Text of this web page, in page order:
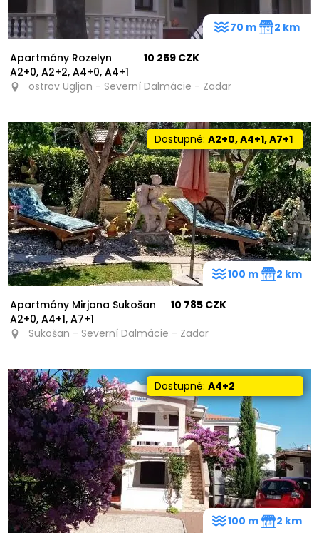
Apartmány Rozelyn
A2+0, A2+2, A4+0, A4+1
10 259 CZK
ostrov Ugljan - Severní Dalmácie - Zadar
70 m 2 km
Dostupné:A2+0, A4+1, A7+1
Apartmány Mirjana Sukošan
A2+0, A4+1, A7+1
10 785 CZK
Sukošan - Severní Dalmácie - Zadar
100 m 2 km
Dostupné:A4+2
100 m 2 km